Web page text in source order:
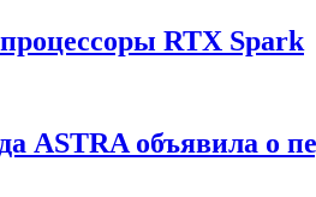
RTX Spark
ASTRA объявила о